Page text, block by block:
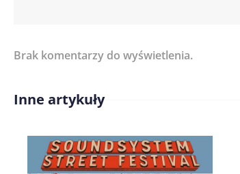
Imię/ Nick*
Brak komentarzy do wyświetlenia.
Inne artykuły